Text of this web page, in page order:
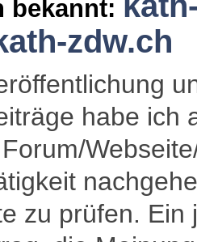
bekannt:
zdw.ch
habe ich
zu prüfen.